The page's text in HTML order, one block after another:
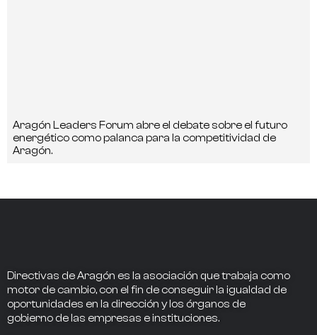
Aragón Leaders Forum abre el debate sobre el futuro
energético como palanca para la competitividad de
Aragón.
Directivas de Aragón es la asociación que trabaja como
motor de cambio, con el fin de conseguir la igualdad de
oportunidades en la dirección y los órganos de
gobierno de las empresas e instituciones.